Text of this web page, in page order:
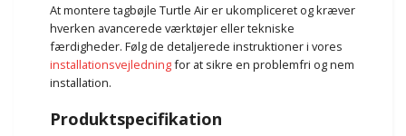
At montere tagbøjle Turtle Air er ukompliceret og kræver
hverken avancerede værktøjer eller tekniske
færdigheder. Følg de detaljerede instruktioner i vores
installationsvejledningfor at sikre en problemfri og nem
installation.
Produktspecifikation